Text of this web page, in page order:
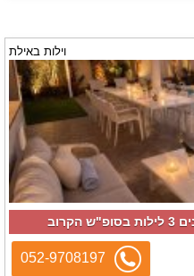
וילות באילת
052-9708197